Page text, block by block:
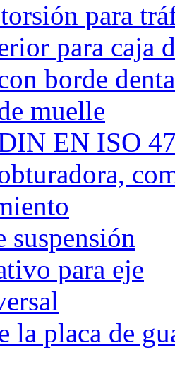
para
para caja
borde
muelle
EN ISO
suspensión
para eje
la placa de